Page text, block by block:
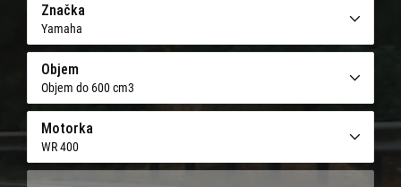
Značka
Yamaha
Objem
Objem do 600 cm3
Motorka
WR 400